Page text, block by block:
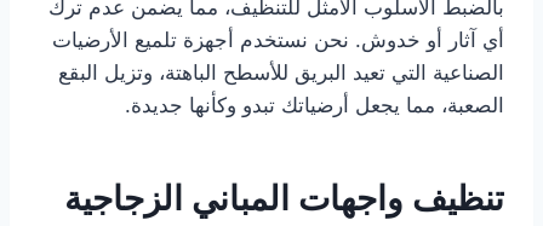
بالضبط الأسلوب الأمثل للتنظيف، مما يضمن عدم ترك
أي آثار أو خدوش. نحن نستخدم أجهزة تلميع الأرضيات
الصناعية التي تعيد البريق للأسطح الباهتة، وتزيل البقع
الصعبة، مما يجعل أرضياتك تبدو وكأنها جديدة.
تنظيف واجهات المباني الزجاجية